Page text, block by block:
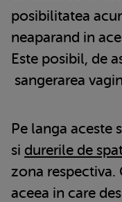
posibilitatea
neaparand in
Este posibil, de
sangerarea
Pe langa aceste
si durerile de
zona respectiva.
aceea in care